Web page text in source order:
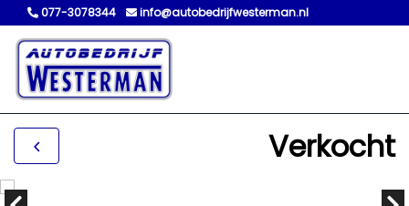
077-3078344 info@autobedrijfwesterman.nl
Verkocht